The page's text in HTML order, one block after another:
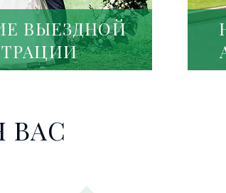
ВЫЕЗДНОЙ
ВАС